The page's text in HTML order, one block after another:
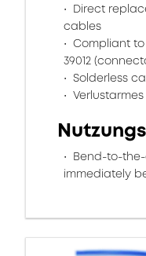
Direct
cables
Compliant to
39012
Solderless
Verlustarmes
Bend-to-
immediately